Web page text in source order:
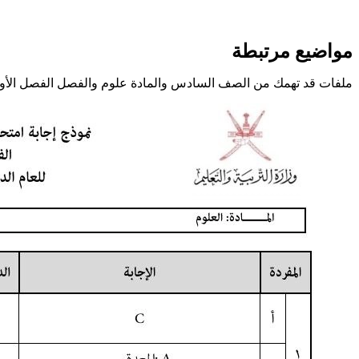
مواضيع مرتبطة
ملفات قد تهمك من الصف السادس والمادة علوم والفصل الفصل